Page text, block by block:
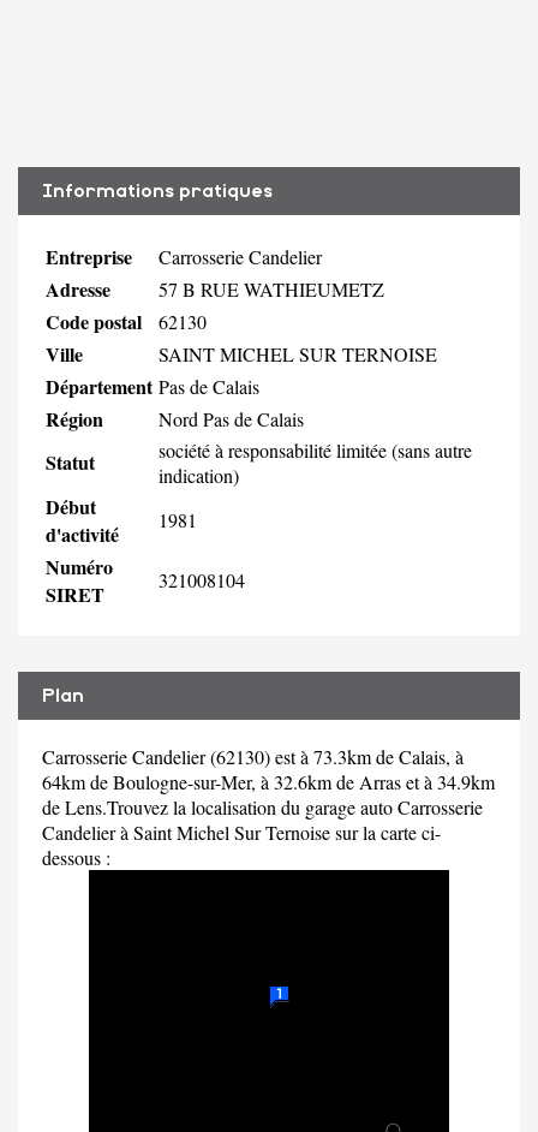
Informations pratiques
Entreprise Carrosserie Candelier
Adresse 57 B RUE WATHIEUMETZ
Code postal 62130
Ville SAINT MICHEL SUR TERNOISE
Département Pas de Calais
Région Nord Pas de Calais
Statut
société à responsabilité limitée (sans autre
indication)
Début
d'activité
1981
Numéro
SIRET
321008104
Plan
Carrosserie Candelier (62130) est à 73.3km de Calais, à
64km de Boulogne-sur-Mer, à 32.6km de Arras et à 34.9km
de Lens.Trouvez la localisation du garage auto Carrosserie
Candelier à Saint Michel Sur Ternoise sur la carte ci-
dessous :